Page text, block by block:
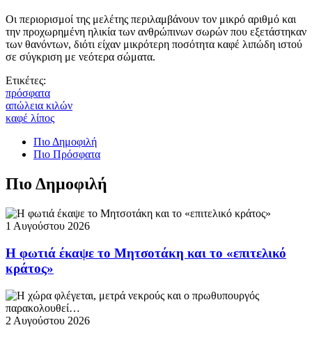
Οι περιορισμοί της μελέτης περιλαμβάνουν τον μικρό αριθμό και
την προχωρημένη ηλικία των ανθρώπινων σωρών που εξετάστηκαν
των θανόντων, διότι είχαν μικρότερη ποσότητα καφέ λιπώδη ιστού
σε σύγκριση με νεότερα σώματα.
Ετικέτες:
πρόσφατα
απώλεια κιλών
καφέ λίπος
Πιο Δημοφιλή
Πιο Πρόσφατα
Πιο Δημοφιλή
1 Αυγούστου 2026
Η φωτιά έκαψε το Μητσοτάκη και το «επιτελικό
κράτος»
2 Αυγούστου 2026